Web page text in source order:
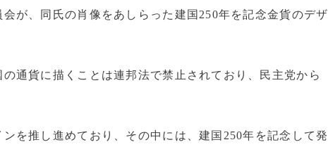
が、同氏の肖像をあしらった建国250年を記念金貨のデザ
通貨に描くことは連邦法で禁止されており、民主党から
を推し進めており、その中には、建国250年を記念して発